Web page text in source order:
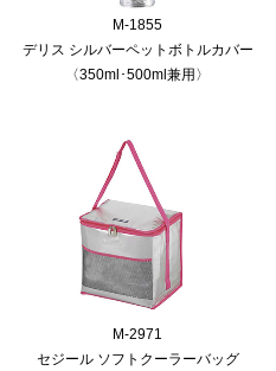
M-1855
デリス シルバーペットボトルカバー
〈350ml･500ml兼用〉
M-2971
セジール ソフトクーラーバッグ